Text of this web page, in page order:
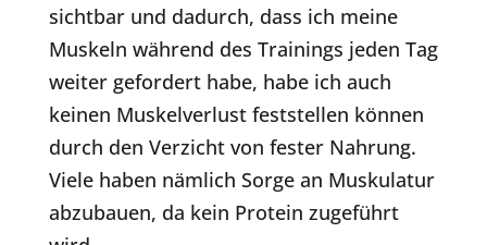
sichtbar und dadurch, dass ich meine
Muskeln während des Trainings jeden Tag
weiter gefordert habe, habe ich auch
keinen Muskelverlust feststellen können
durch den Verzicht von fester Nahrung.
Viele haben nämlich Sorge an Muskula­tur
abzubauen, da kein Protein zugeführt